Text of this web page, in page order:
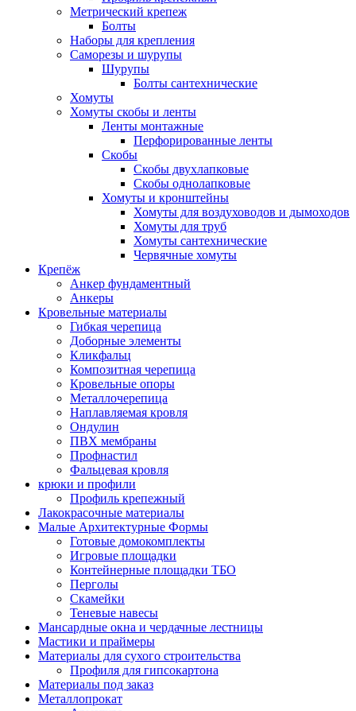
Метрический крепеж
Болты
Наборы для крепления
Саморезы и шурупы
Шурупы
Болты сантехнические
Хомуты
Хомуты скобы и ленты
Ленты монтажные
Перфорированные ленты
Скобы
Скобы двухлапковые
Скобы однолапковые
Хомуты и кронштейны
Хомуты для воздуховодов и дымоходов
Хомуты для труб
Хомуты сантехнические
Червячные хомуты
Крепёж
Анкер фундаментный
Анкеры
Кровельные материалы
Гибкая черепица
Доборные элементы
Кликфальц
Композитная черепица
Кровельные опоры
Металлочерепица
Наплавляемая кровля
Ондулин
ПВХ мембраны
Профнастил
Фальцевая кровля
крюки и профили
Профиль крепежный
Лакокрасочные материалы
Малые Архитектурные Формы
Готовые домокомплекты
Игровые площадки
Контейнерные площадки ТБО
Перголы
Скамейки
Теневые навесы
Мансардные окна и чердачные лестницы
Мастики и праймеры
Материалы для сухого строительства
Профиля для гипсокартона
Материалы под заказ
Металлопрокат